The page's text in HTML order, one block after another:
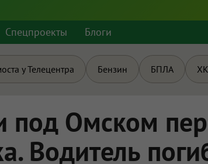
Спецпроекты Блоги
у Телецентра Бензин БПЛА
под Омском
Водитель